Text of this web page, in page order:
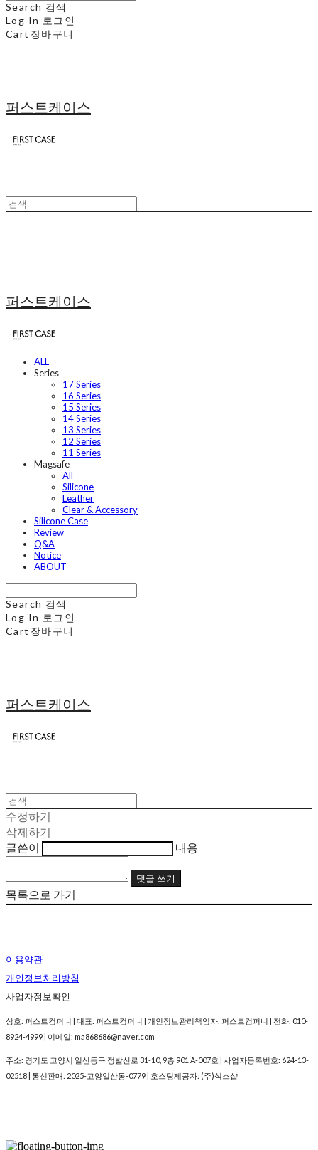
Search 검색
Log In 로그인
Cart 장바구니
퍼스트케이스
퍼스트케이스
ALL
Series
17 Series
16 Series
15 Series
14 Series
13 Series
12 Series
11 Series
Magsafe
All
Silicone
Leather
Clear & Accessory
Silicone Case
Review
Q&A
Notice
ABOUT
Search 검색
Log In 로그인
Cart 장바구니
퍼스트케이스
수정하기
삭제하기
글쓴이
내용
댓글 쓰기
목록으로 가기
이용약관
개인정보처리방침
사업자정보확인
상호: 퍼스트컴퍼니 | 대표: 퍼스트컴퍼니 | 개인정보관리책임자: 퍼스트컴퍼니 | 전화: 010-
8924-4999 | 이메일: ma868686@naver.com
주소: 경기도 고양시 일산동구 정발산로 31-10, 9층 901 A-007호 | 사업자등록번호: 624-13-
02518 | 통신판매: 2025-고양일산동-0779 | 호스팅제공자: (주)식스샵